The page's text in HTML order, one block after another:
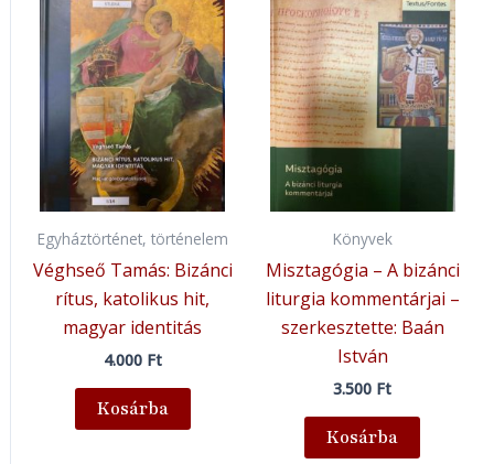
Egyháztörténet, történelem
Véghseő Tamás: Bizánci
rítus, katolikus hit,
magyar identitás
4.000 Ft
Kosárba
Könyvek
Misztagógia – A bizánci
liturgia kommentárjai –
szerkesztette: Baán
István
3.500 Ft
Kosárba